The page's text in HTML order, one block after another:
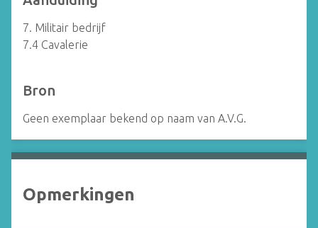
7. Militair bedrijf
7.4 Cavalerie
Bron
Geen exemplaar bekend op naam van A.V.G.
Opmerkingen